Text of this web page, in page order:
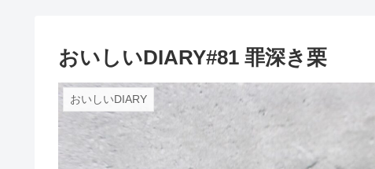
おいしいDIARY#81 罪深き栗
おいしいDIARY